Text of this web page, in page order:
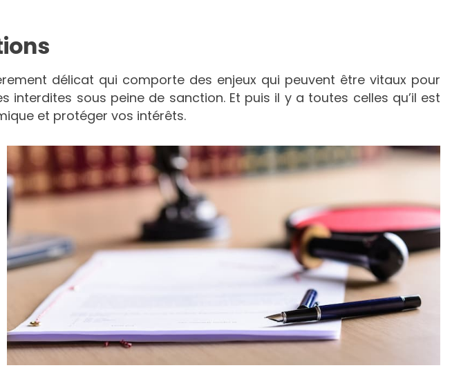
délicat qui comporte des enjeux qui peuvent être vitaux pour
sous peine de sanction. Et puis il y a toutes celles qu’il est
et protéger vos intérêts.